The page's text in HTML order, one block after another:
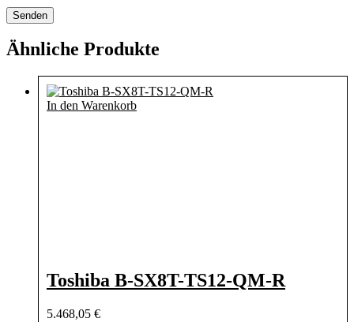
Ähnliche Produkte
In den Warenkorb
Toshiba B-SX8T-TS12-QM-R
5.468,05 €